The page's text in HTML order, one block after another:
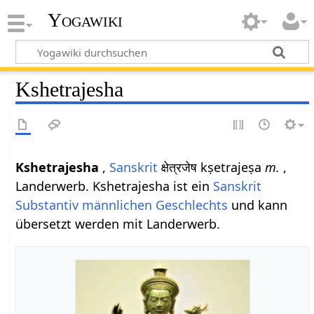
Yogawiki
Kshetrajesha
Kshetrajesha , Sanskrit क्षेत्रजेष kṣetrajeṣam. ,
Landerwerb. Kshetrajesha ist ein Sanskrit
Substantiv männlichen Geschlechts und kann
übersetzt werden mit Landerwerb.